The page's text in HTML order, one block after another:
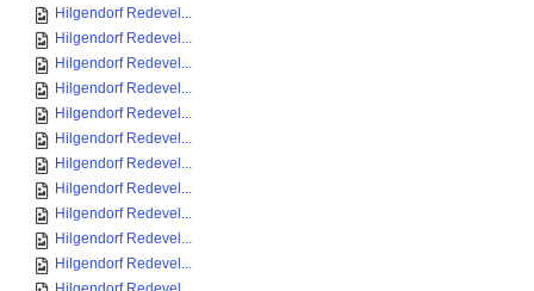
Hilgendorf Redevel...
Hilgendorf Redevel...
Hilgendorf Redevel...
Hilgendorf Redevel...
Hilgendorf Redevel...
Hilgendorf Redevel...
Hilgendorf Redevel...
Hilgendorf Redevel...
Hilgendorf Redevel...
Hilgendorf Redevel...
Hilgendorf Redevel...